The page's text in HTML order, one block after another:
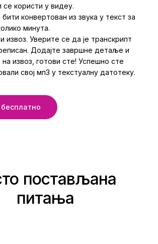
се користи у видеу.
бити конвертован из звука у текст за
минута.
извоз. Уверите се да је транскрипт
Додајте завршне детаље и
на извоз, готови сте! Успешно сте
свој мп3 у текстуалну датотеку.
постављана
питања